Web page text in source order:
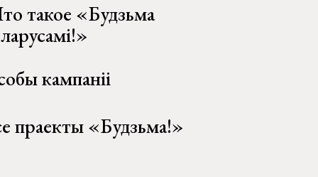
такое «Будзьма
кампаніі
праекты «Будзьма!»